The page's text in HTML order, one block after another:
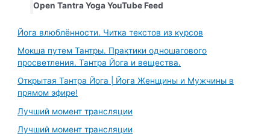
Open Tantra Yoga YouTube Feed
Йога влюблённости. Читка текстов из курсов
Мокша путем Тантры. Практики одношагового
просветления. Тантра Йога и вещества.
Открытая Тантра Йога | Йога Женщины и Мужчины в
прямом эфире!
Лучший момент трансляции
Лучший момент трансляции